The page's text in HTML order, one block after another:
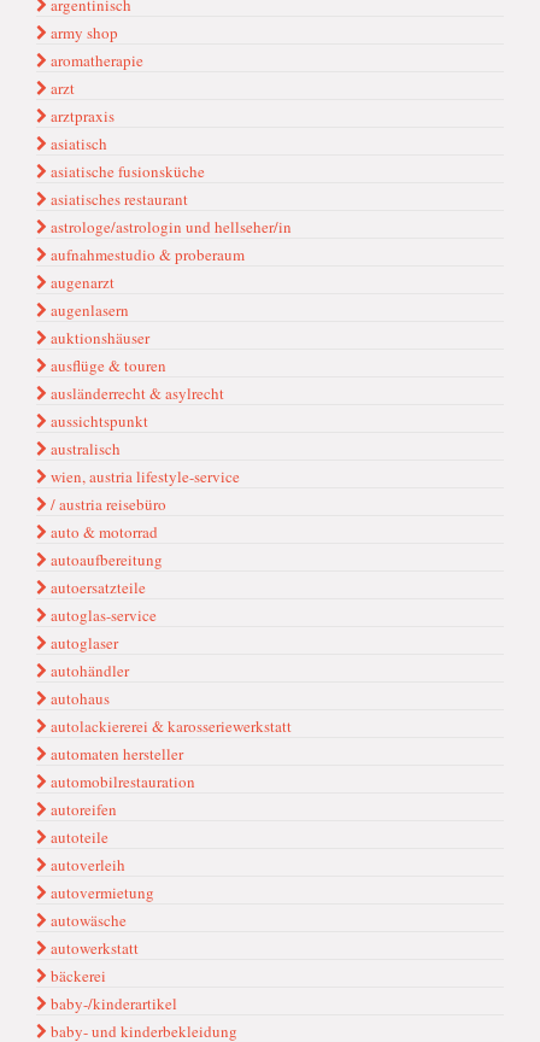
argentinisch
army shop
aromatherapie
arzt
arztpraxis
asiatisch
asiatische fusionsküche
asiatisches restaurant
astrologe/astrologin und hellseher/in
aufnahmestudio & proberaum
augenarzt
augenlasern
auktionshäuser
ausflüge & touren
ausländerrecht & asylrecht
aussichtspunkt
australisch
wien, austria lifestyle-service
/ austria reisebüro
auto & motorrad
autoaufbereitung
autoersatzteile
autoglas-service
autoglaser
autohändler
autohaus
autolackiererei & karosseriewerkstatt
automaten hersteller
automobilrestauration
autoreifen
autoteile
autoverleih
autovermietung
autowäsche
autowerkstatt
bäckerei
baby-/kinderartikel
baby- und kinderbekleidung